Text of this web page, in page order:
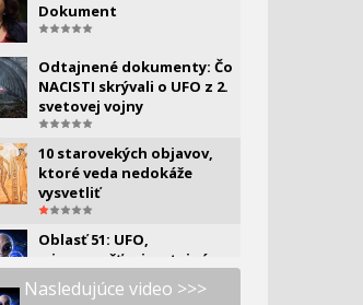
Dokument
Odtajnené dokumenty: Čo
NACISTI skrývali o UFO z 2.
svetovej vojny
10 starovekých objavov,
ktoré veda nedokáže
vysvetliť
Oblasť 51: UFO,
mimozemšťania a tajné
technológie
Nasledujúce video >>>